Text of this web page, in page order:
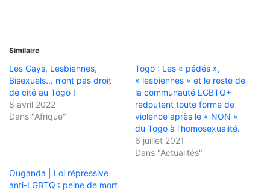
Similaire
Les Gays, Lesbiennes,
Bisexuels… n’ont pas droit
de cité au Togo !
8 avril 2022
Dans "Afrique"
Togo : Les « pédés »,
« lesbiennes » et le reste de
la communauté LGBTQ+
redoutent toute forme de
violence après le « NON »
du Togo à l’homosexualité.
6 juillet 2021
Dans "Actualités"
Ouganda | Loi répressive
anti-LGBTQ : peine de mort